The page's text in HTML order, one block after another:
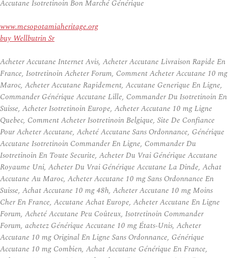
Accutane Isotretinoin Bon Marché Générique
www.mesopotamiaheritage.org
buy Wellbutrin Sr
Acheter Accutane Internet Avis, Acheter Accutane Livraison Rapide En
France, Isotretinoin Acheter Forum, Comment Acheter Accutane 10 mg
Maroc, Acheter Accutane Rapidement, Accutane Generique En Ligne,
Commander Générique Accutane Lille, Commander Du Isotretinoin En
Suisse, Acheter Isotretinoin Europe, Acheter Accutane 10 mg Ligne
Quebec, Comment Acheter Isotretinoin Belgique, Site De Confiance
Pour Acheter Accutane, Acheté Accutane Sans Ordonnance, Générique
Accutane Isotretinoin Commander En Ligne, Commander Du
Isotretinoin En Toute Securite, Acheter Du Vrai Générique Accutane
Royaume Uni, Acheter Du Vrai Générique Accutane La Dinde, Achat
Accutane Au Maroc, Acheter Accutane 10 mg Sans Ordonnance En
Suisse, Achat Accutane 10 mg 48h, Acheter Accutane 10 mg Moins
Cher En France, Accutane Achat Europe, Acheter Accutane En Ligne
Forum, Acheté Accutane Peu Coûteux, Isotretinoin Commander
Forum, achetez Générique Accutane 10 mg États-Unis, Acheter
Accutane 10 mg Original En Ligne Sans Ordonnance, Générique
Accutane 10 mg Combien, Achat Accutane Générique En France,